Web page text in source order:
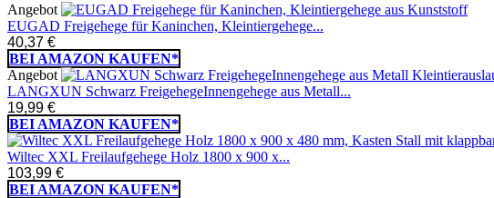
Angebot
EUGAD Freigehege für Kaninchen, Kleintiergehege...
40,37 €
BEI AMAZON KAUFEN*
Angebot
LANGXUN Schwarz FreigehegeInnengehege aus Metall...
19,99 €
BEI AMAZON KAUFEN*
Wiltec XXL Freilaufgehege Holz 1800 x 900 x...
103,99 €
BEI AMAZON KAUFEN*